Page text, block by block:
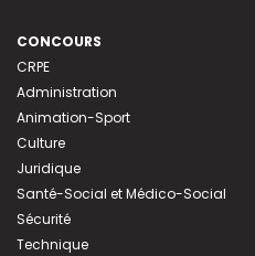
CONCOURS
CRPE
Administration
Animation-Sport
Culture
Juridique
Santé-Social et Médico-Social
Sécurité
Technique